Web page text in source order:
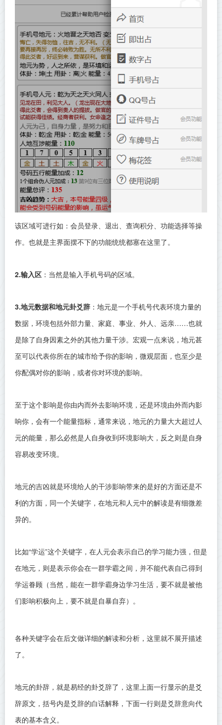
该区域可进行如：会员登录、退出、查询积分、功能选择等操
作。也就是主界面摆不下的功能统统都塞在这里了。
2.输入区 ：当然是输入手机号码的区域。
3.地元数据和地元卦爻辞 ：地元是一个手机号代表环境力量的
数据，环境包括外部力量、家庭、事业、外人、远亲……也就
是除了自身因素之外的其他力量干涉。宏观一点来说，地元甚
至可以代表你所在的城市给予你的影响，微观层面，也至少是
你配偶对你的影响，或者你对环境的影响。
至于这个影响是你由内而外去影响环境，还是环境由外而内影
响你，会有一个能量指标，通常来说，地元的力量大大超过人
元的能量，那么必然是人自身收到环境影响大，反之则是自身
容易改变环境。
地元的吉凶就是环境给人的干涉影响带来的是好的方面还是不
利的方面，同一个关键字，在地元和人元中的解读是有细微差
异的。
比如“学运”这个关键字，在人元会表示自己的学习能力强，但是
在地元，则是表示你会在一群学霸之间，并不能代表自己得到
学运眷顾（当然，能在一群学霸身边学习生活，要不就是被他
们影响积极向上，要不就是自暴自弃）。
各种关键字会在后文做详细的解读和分析，这里就不展开描述
了。
地元的卦辞，就是易经的卦爻辞了，这里上面一行显示的是爻
辞原文，括号内是爻辞的白话解释，下面一行则是爻辞意向代
表的基本含义。